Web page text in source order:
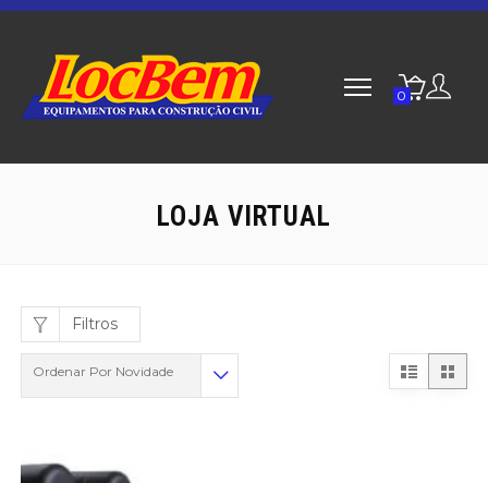
0
LOJA VIRTUAL
Filtros
Ordenar Por Novidade